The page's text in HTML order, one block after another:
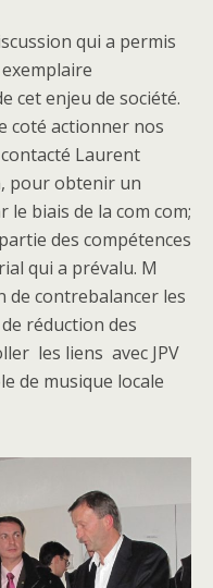
qui a permis
cet enjeu de société.
coté actionner nos
contacté Laurent
pour obtenir un
biais de la com com;
des compétences
qui a prévalu. M
de contrebalancer les
réduction des
les liens avec JPV
de musique locale